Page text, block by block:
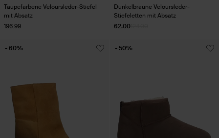
Taupefarbene Veloursleder-Stiefel
mit Absatz
196.99
Dunkelbraune Veloursleder-
Stiefeletten mit Absatz
62.00
- 60% - 50%